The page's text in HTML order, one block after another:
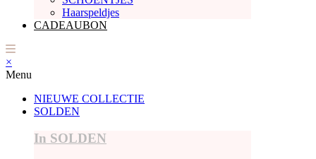
Haarspeldjes
CADEAUBON
×
Menu
NIEUWE COLLECTIE
SOLDEN
In SOLDEN